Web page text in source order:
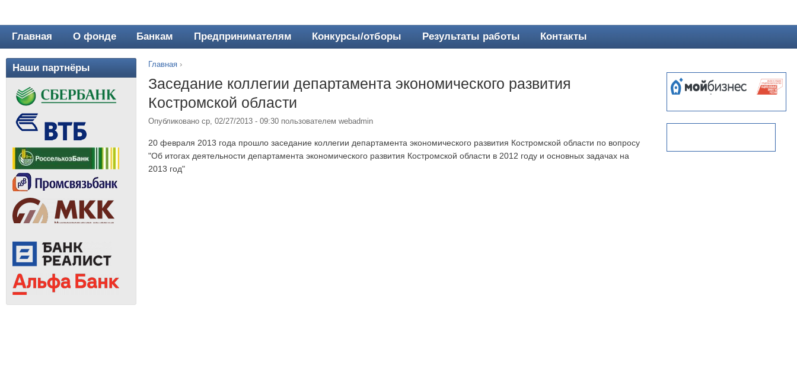
Главная ›
Заседание коллегии департамента экономического развития
Костромской области
Опубликовано ср, 02/27/2013 - 09:30 пользователем webadmin
20 февраля 2013 года прошло заседание коллегии департамента экономического развития Костромской области по вопросу
"Об итогах деятельности департамента экономического развития Костромской области в 2012 году и основных задачах на
2013 год"
Главное меню
Главная О фонде Банкам Предпринимателям Конкурсы/отборы Результаты работы Контакты
Наши партнёры